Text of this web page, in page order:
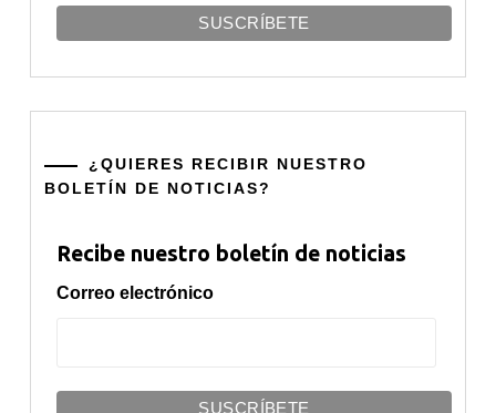
¿QUIERES RECIBIR NUESTRO
BOLETÍN DE NOTICIAS?
Recibe nuestro boletín de noticias
Correo electrónico